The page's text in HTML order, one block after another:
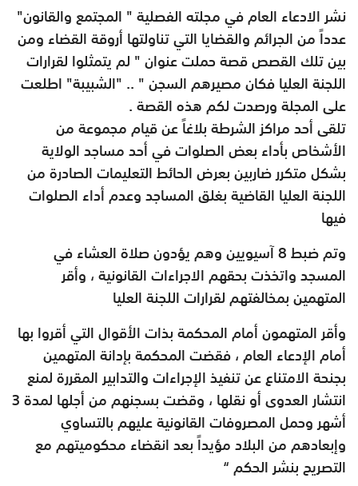
نشر الادعاء العام في مجلته الفصلية " المجتمع والقانون"
عدداً من الجرائم والقضايا التي تناولتها أروقة القضاء ومن
بين تلك القصص قصة حملت عنوان " لم يتمثلوا لقرارات
اللجنة العليا فكان مصيرهم السجن " .. "الشبيبة" اطلعت
على المجلة ورصدت لكم هذه القصة .
تلقى أحد مراكز الشرطة بلاغاً عن قيام مجموعة من
الأشخاص بأداء بعض الصلوات في أحد مساجد الولاية
بشكل متكرر ضاربين بعرض الحائط التعليمات الصادرة من
اللجنة العليا القاضية بغلق المساجد وعدم أداء الصلوات
فيها
وتم ضبط 8 آسيويين وهم يؤدون صلاة العشاء في
المسجد واتخذت بحقهم الاجراءات القانونية ، وأقر
المتهمين بمخالفتهم لقرارات اللجنة العليا
وأقر المتهمون أمام المحكمة بذات الأقوال التي أقروا بها
أمام الإدعاء العام ، فقضت المحكمة بإدانة المتهمين
بجنحة الامتناع عن تنفيذ الإجراءات والتدابير المقررة لمنع
انتشار العدوى أو نقلها ، وقضت بسجنهم من أجلها لمدة 3
أشهر وحمل المصروفات القانونية عليهم بالتساوي
وإبعادهم من البلاد مؤيداً بعد انقضاء محكوميتهم مع
التصريح بنشر الحكم “